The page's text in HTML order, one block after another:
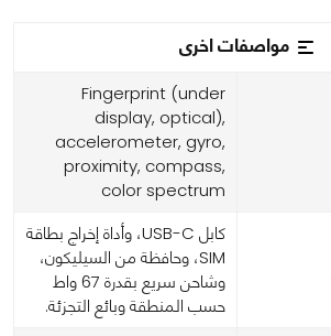
مواصفات اخرى
Fingerprint (under
display, optical),
accelerometer, gyro,
proximity, compass,
color spectrum
كابل USB-C، وأداة إخراج بطاقة
SIM، وحافظة من السيليكون،
وشاحن سريع بقدرة 67 واط
حسب المنطقة وبائع التجزئة.